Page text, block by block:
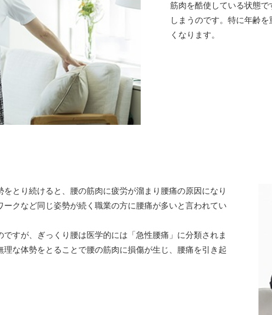
筋肉を酷使している状態
しまうのです。特に年齢
くなります。
をとり続けると、腰の筋肉に疲労が溜まり腰痛の原因になり
ークなど同じ姿勢が続く職業の方に腰痛が多いと言われてい
ですが、ぎっくり腰は医学的には「急性腰痛」に分類されま
理な体勢をとることで腰の筋肉に損傷が生じ、腰痛を引き起